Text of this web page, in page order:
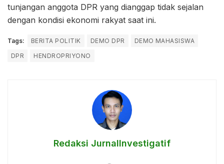
tunjangan anggota DPR yang dianggap tidak sejalan
dengan kondisi ekonomi rakyat saat ini.
Tags: BERITA POLITIK DEMO DPR
DEMO MAHASISWA
DPR
HENDROPRIYONO
Redaksi JurnalInvestigatif